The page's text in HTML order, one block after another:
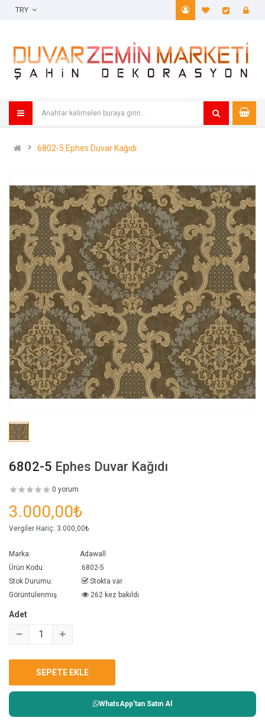
A. Listem
6802-5 Ephes Duvar Kağıdı
6802-5 Ephes Duvar Kağıdı
0 yorum
3.000,00₺
Vergiler Hariç: 3.000,00₺
Marka:
Adawall
Ürün Kodu:
6802-5
Stok Durumu:
Stokta var
Görüntülenmiş
262 kez bakıldı
Adet
WhatsApp'tan Satın Al